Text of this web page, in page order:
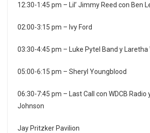
12:30-1:45 pm – Lil’ Jimmy Reed con Ben
02:00-3:15 pm – Ivy Ford
03:30-4:45 pm – Luke Pytel Band y
05:00-6:15 pm – Sheryl Youngblood
06:30-7:45 pm – Last Call con WDCB Radio
Johnson
Jay Pritzker Pavilion